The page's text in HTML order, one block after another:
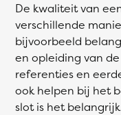
De kwaliteit van
verschillende
bijvoorbeeld
en opleiding van
referenties en
ook helpen bij het
slot is het